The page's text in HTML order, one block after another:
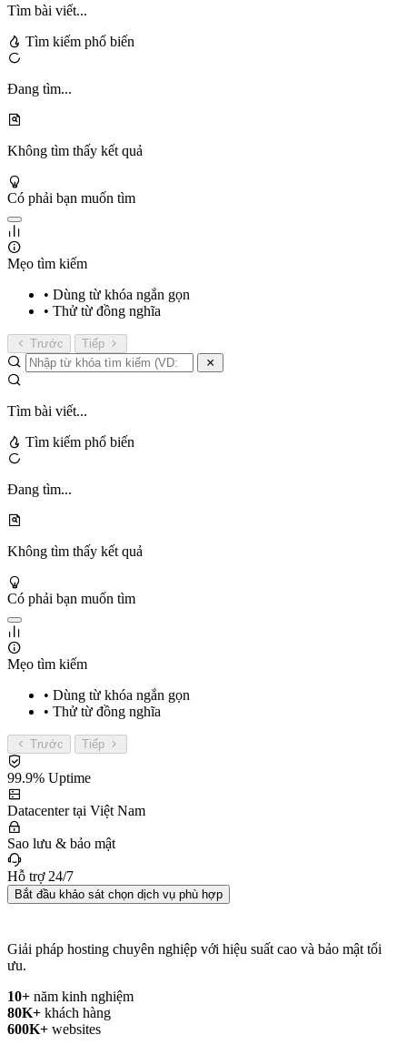
Tìm bài viết...
Tìm kiếm phổ biến
Đang tìm...
Không tìm thấy kết quả
Có phải bạn muốn tìm
Mẹo tìm kiếm
• Dùng từ khóa ngắn gọn
• Thử từ đồng nghĩa
Trước Tiếp
Tìm bài viết...
Tìm kiếm phổ biến
Đang tìm...
Không tìm thấy kết quả
Có phải bạn muốn tìm
Mẹo tìm kiếm
• Dùng từ khóa ngắn gọn
• Thử từ đồng nghĩa
Trước Tiếp
99.9% Uptime
Datacenter tại Việt Nam
Sao lưu & bảo mật
Hỗ trợ 24/7
Bắt đầu khảo sát chọn dịch vụ phù hợp
Giải pháp hosting chuyên nghiệp với hiệu suất cao và bảo mật tối
ưu.
10+ năm kinh nghiệm
80K+ khách hàng
600K+ websites